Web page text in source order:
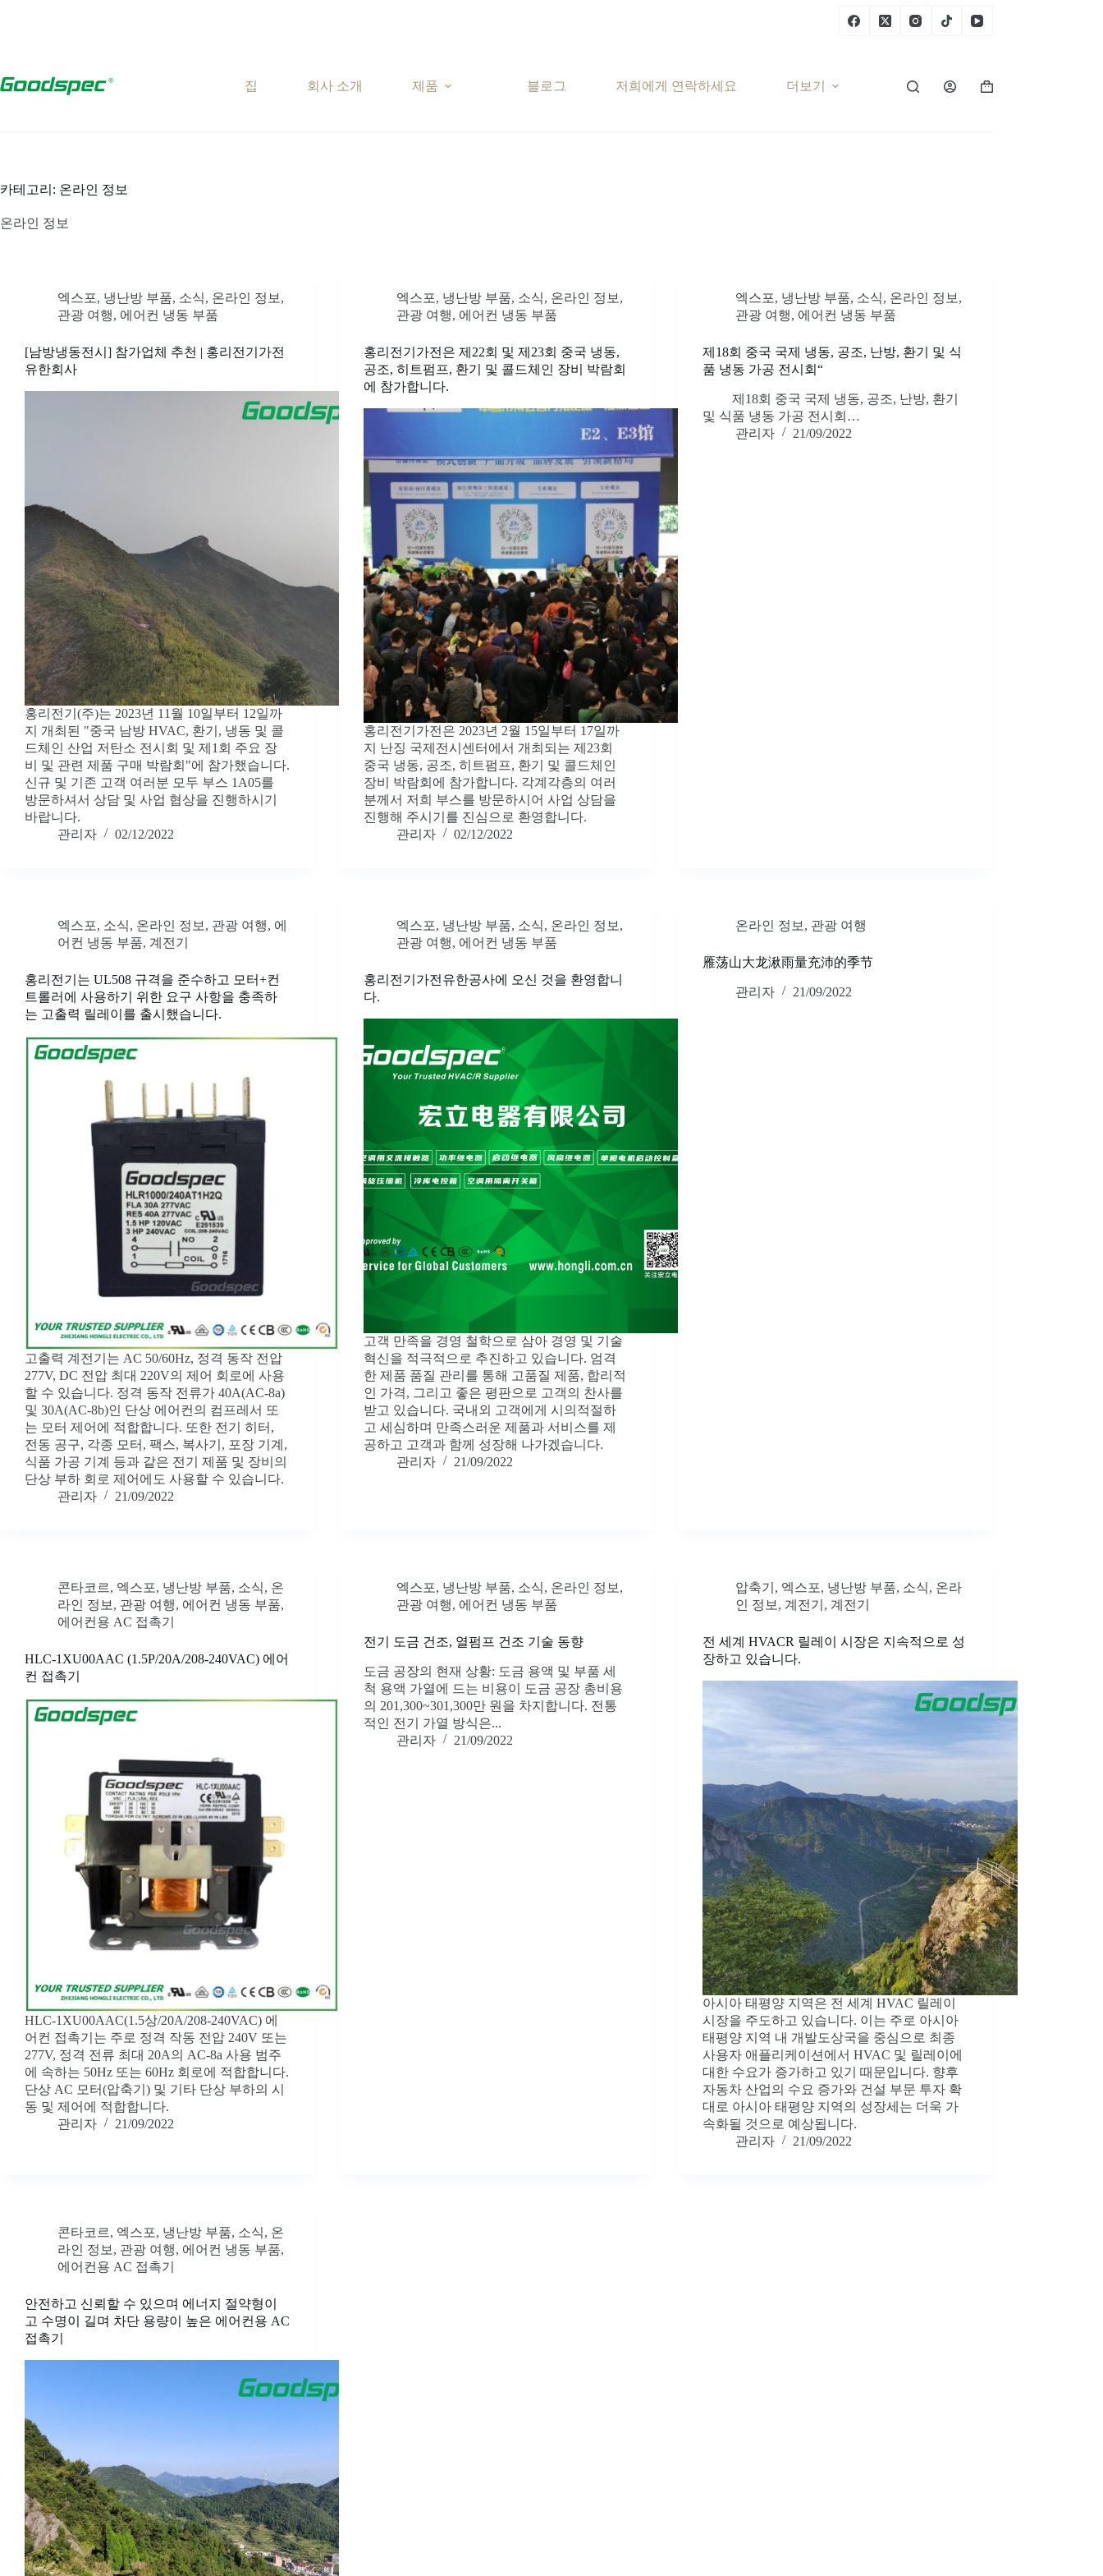
바
로
집 회사 소개 제품 블로그 저희에게 연락하세요 더보기
장
카테고리: 온라인 정보
온라인 정보
엑스포, 냉난방 부품, 소식, 온라인 정보 ,
관광 여행, 에어컨 냉동 부품
[남방냉동전시] 참가업체 추천 | 홍리전기가전
유한회사
홍리전기(주)는 2023년 11월 10일부터 12일까
지 개최된 "중국 남방 HVAC, 환기, 냉동 및 콜
드체인 산업 저탄소 전시회 및 제1회 주요 장
비 및 관련 제품 구매 박람회"에 참가했습니다.
신규 및 기존 고객 여러분 모두 부스 1A05를
방문하셔서 상담 및 사업 협상을 진행하시기
바랍니다.
관리자
02/12/2022
엑스포, 냉난방 부품, 소식, 온라인 정보 ,
관광 여행, 에어컨 냉동 부품
홍리전기가전은 제22회 및 제23회 중국 냉동,
공조, 히트펌프, 환기 및 콜드체인 장비 박람회
에 참가합니다.
홍리전기가전은 2023년 2월 15일부터 17일까
지 난징 국제전시센터에서 개최되는 제23회
중국 냉동, 공조, 히트펌프, 환기 및 콜드체인
장비 박람회에 참가합니다. 각계각층의 여러
분께서 저희 부스를 방문하시어 사업 상담을
진행해 주시기를 진심으로 환영합니다.
관리자
02/12/2022
엑스포, 냉난방 부품, 소식, 온라인 정보 ,
관광 여행, 에어컨 냉동 부품
제18회 중국 국제 냉동, 공조, 난방, 환기 및 식
품 냉동 가공 전시회“
제18회 중국 국제 냉동, 공조, 난방, 환기
및 식품 냉동 가공 전시회…
관리자
21/09/2022
엑스포, 소식, 온라인 정보 , 관광 여행, 에
어컨 냉동 부품, 계전기
홍리전기는 UL508 규격을 준수하고 모터+컨
트롤러에 사용하기 위한 요구 사항을 충족하
는 고출력 릴레이를 출시했습니다.
고출력 계전기는 AC 50/60Hz, 정격 동작 전압
277V, DC 전압 최대 220V의 제어 회로에 사용
할 수 있습니다. 정격 동작 전류가 40A(AC-8a)
및 30A(AC-8b)인 단상 에어컨의 컴프레서 또
는 모터 제어에 적합합니다. 또한 전기 히터,
전동 공구, 각종 모터, 팩스, 복사기, 포장 기계,
식품 가공 기계 등과 같은 전기 제품 및 장비의
단상 부하 회로 제어에도 사용할 수 있습니다.
관리자
21/09/2022
엑스포, 냉난방 부품, 소식, 온라인 정보 ,
관광 여행, 에어컨 냉동 부품
홍리전기가전유한공사에 오신 것을 환영합니
다.
고객 만족을 경영 철학으로 삼아 경영 및 기술
혁신을 적극적으로 추진하고 있습니다. 엄격
한 제품 품질 관리를 통해 고품질 제품, 합리적
인 가격, 그리고 좋은 평판으로 고객의 찬사를
받고 있습니다. 국내외 고객에게 시의적절하
고 세심하며 만족스러운 제품과 서비스를 제
공하고 고객과 함께 성장해 나가겠습니다.
관리자
21/09/2022
온라인 정보 , 관광 여행
雁荡山大龙湫雨量充沛的季节
관리자 21/09/2022
콘타코르, 엑스포, 냉난방 부품, 소식, 온
라인 정보 , 관광 여행, 에어컨 냉동 부품,
에어컨용 AC 접촉기
HLC-1XU00AAC (1.5P/20A/208-240VAC) 에어
컨 접촉기
HLC-1XU00AAC(1.5상/20A/208-240VAC) 에
어컨 접촉기는 주로 정격 작동 전압 240V 또는
277V, 정격 전류 최대 20A의 AC-8a 사용 범주
에 속하는 50Hz 또는 60Hz 회로에 적합합니다.
단상 AC 모터(압축기) 및 기타 단상 부하의 시
동 및 제어에 적합합니다.
관리자
21/09/2022
엑스포, 냉난방 부품, 소식, 온라인 정보 ,
관광 여행, 에어컨 냉동 부품
전기 도금 건조, 열펌프 건조 기술 동향
도금 공장의 현재 상황: 도금 용액 및 부품 세
척 용액 가열에 드는 비용이 도금 공장 총비용
의 201,300~301,300만 원을 차지합니다. 전통
적인 전기 가열 방식은...
관리자
21/09/2022
압축기 , 엑스포, 냉난방 부품, 소식, 온라
인 정보 , 계전기 , 계전기
전 세계 HVACR 릴레이 시장은 지속적으로 성
장하고 있습니다.
아시아 태평양 지역은 전 세계 HVAC 릴레이
시장을 주도하고 있습니다. 이는 주로 아시아
태평양 지역 내 개발도상국을 중심으로 최종
사용자 애플리케이션에서 HVAC 및 릴레이에
대한 수요가 증가하고 있기 때문입니다. 향후
자동차 산업의 수요 증가와 건설 부문 투자 확
대로 아시아 태평양 지역의 성장세는 더욱 가
속화될 것으로 예상됩니다.
관리자
21/09/2022
콘타코르, 엑스포, 냉난방 부품, 소식, 온
라인 정보 , 관광 여행, 에어컨 냉동 부품,
에어컨용 AC 접촉기
안전하고 신뢰할 수 있으며 에너지 절약형이
고 수명이 길며 차단 용량이 높은 에어컨용 AC
접촉기